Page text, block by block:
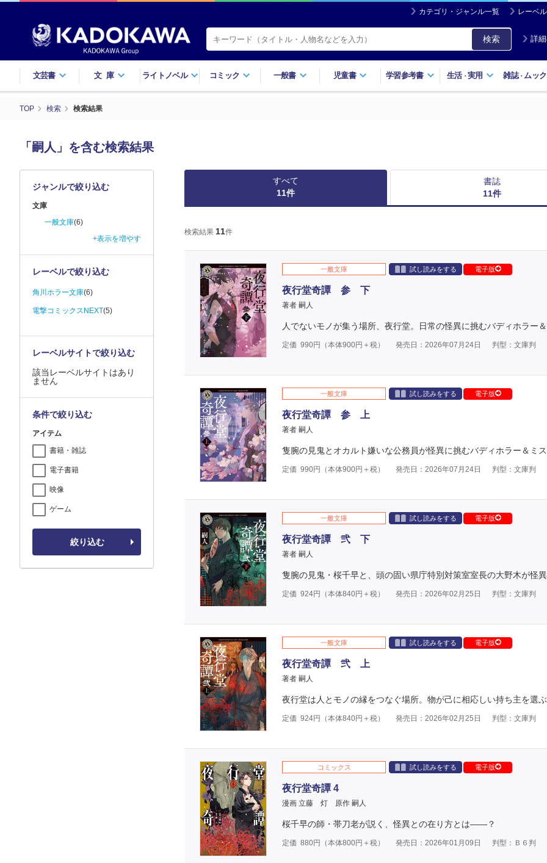
カテゴリ・ジャンル一覧 レーベ
検索 詳
文芸書 文庫 ライトノベル コミック 一般書 児童書 学習参考書 生活・実用 雑誌・ ムック
TOP 検索 検索結果
「嗣人」を含む検索結果
すべて
11件
書誌
11件
検索結果 11件
一般文庫 試し読みをする 電子版
夜行堂奇譚 参 下
著者 嗣人
人でないモノが集う場所、夜行堂。日常の怪異に挑むバディホラー
定価 990円（本体900円＋税） 発売日：2026年07月24日 判型：文庫判
一般文庫 試し読みをする 電子版
夜行堂奇譚 参 上
著者 嗣人
隻腕の見鬼とオカルト嫌いな公務員が怪異に挑むバディホラー＆ミ
定価 990円（本体900円＋税） 発売日：2026年07月24日 判型：文庫判
一般文庫 試し読みをする 電子版
夜行堂奇譚 弐 下
著者 嗣人
隻腕の見鬼・桜千早と、頭の固い県庁特別対策室室長の大野木が怪異
定価 924円（本体840円＋税） 発売日：2026年02月25日 判型：文庫判
一般文庫 試し読みをする 電子版
夜行堂奇譚 弐 上
著者 嗣人
夜行堂は人とモノの縁をつなぐ場所。物が己に相応しい持ち主を選ぶ
定価 924円（本体840円＋税） 発売日：2026年02月25日 判型：文庫判
コミックス 試し読みをする 電子版
夜行堂奇譚 4
漫画 立藤 灯 原作 嗣人
桜千早の師・帯刀老が説く、怪異との在り方とは――？
定価 880円（本体800円＋税） 発売日：2026年01月09日 判型：Ｂ６判
ジャンルで絞り込む
文庫
一般文庫(6)
+表示を増やす
レーベルで絞り込む
角川ホラー文庫(6)
電撃コミックスNEXT(5)
レーベルサイトで絞り込む
該当レーベルサイトはあり
ません
条件で絞り込む
アイテム
書籍・雑誌
電子書籍
映像
ゲーム
絞り込む